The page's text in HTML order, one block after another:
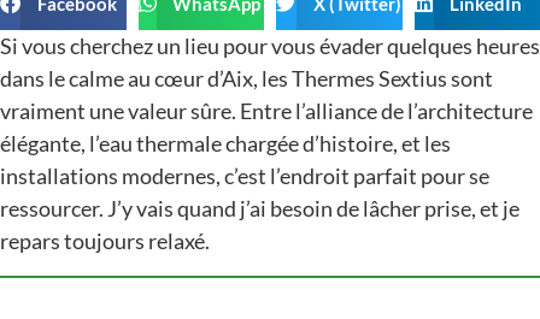
Si vous cherchez un lieu pour vous évader quelques heures
dans le calme au cœur d’Aix, les Thermes Sextius sont
vraiment une valeur sûre. Entre l’alliance de l’architecture
élégante, l’eau thermale chargée d’histoire, et les
installations modernes, c’est l’endroit parfait pour se
ressourcer. J’y vais quand j’ai besoin de lâcher prise, et je
repars toujours relaxé.